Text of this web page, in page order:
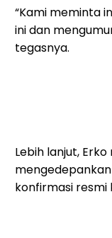
“Kami meminta
ini dan
tegasnya.
Lebih lanjut,
konfirmasi resmi